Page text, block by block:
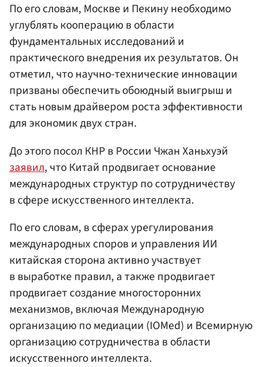
По его словам, Москве и Пекину необходимо
углублять кооперацию в области
фундаментальных исследований и
практического внедрения их результатов. Он
отметил, что научно-технические инновации
призваны обеспечить обоюдный выигрыш и
стать новым драйвером роста эффективности
для экономик двух стран.
До этого посол КНР в России Чжан Ханьхуэй
заявил, что Китай продвигает основание
международных структур по сотрудничеству
в сфере искусственного интеллекта.
По его словам, в сферах урегулирования
международных споров и управления ИИ
китайская сторона активно участвует
в выработке правил, а также продвигает
продвигает создание многосторонних
механизмов, включая Международную
организацию по медиации (IOMed) и Всемирную
организацию сотрудничества в области
искусственного интеллекта.